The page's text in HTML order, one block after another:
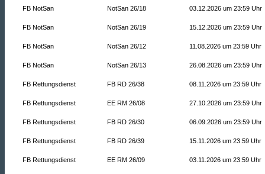
FB NotSan NotSan 26/18 03.12.2026 um 23:59 Uhr
FB NotSan NotSan 26/19 15.12.2026 um 23:59 Uhr
FB NotSan NotSan 26/12 11.08.2026 um 23:59 Uhr
FB NotSan NotSan 26/13 26.08.2026 um 23:59 Uhr
FB Rettungsdienst FB RD 26/38 08.11.2026 um 23:59 Uhr
FB Rettungsdienst EE RM 26/08 27.10.2026 um 23:59 Uhr
FB Rettungsdienst FB RD 26/30 06.09.2026 um 23:59 Uhr
FB Rettungsdienst FB RD 26/39 15.11.2026 um 23:59 Uhr
FB Rettungsdienst EE RM 26/09 03.11.2026 um 23:59 Uhr